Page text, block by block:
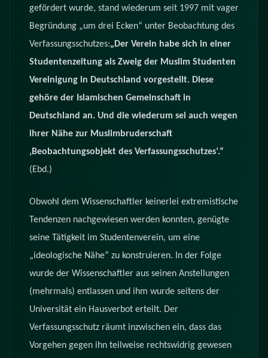
gefördert wurde, stand wiederum seit 1997 mit vager
Begründung „um drei Ecken“ unter Beobachtung des
Verfassungsschutzes:„Der Verein habe sich in einer
Studentenzeitung als Zweig der Muslim Studenten
Vereinigung in Deutschland vorgestellt. Diese
gehöre der Islamischen Gemeinschaft in
Deutschland an. Und die wiederum sei auch wegen
ihrer Nähe zur Muslimbruderschaft
‚Beobachtungsobjekt des Verfassungsschutzes‘.“
(Ebd.)
Obwohl dem Wissenschaftler keinerlei extremistische
Tendenzen nachgewiesen werden konnten, genügte
seine Tätigkeit im Studentenverein, um eine
„ideologische Nähe“ zu konstruieren. In der Folge
wurde der Wissenschaftler aus seinen Anstellungen
(mehrmals) entlassen und ihm wurde seitens der
Universität ein Hausverbot erteilt. Der
Verfassungsschutz räumt inzwischen ein, dass das
Vorgehen gegen ihn teilweise rechtswidrig gewesen